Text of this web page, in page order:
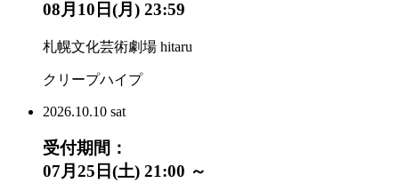
08月10日(月) 23:59
札幌文化芸術劇場 hitaru
クリープハイプ
2026.10.10 sat
受付期間：
07月25日(土) 21:00 ～